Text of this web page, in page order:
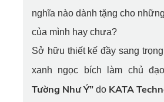
nghĩa nào dành tặng cho
của mình hay chưa?
Sở hữu thiết kế đầy sang
xanh ngọc bích làm chủ
Tường Như Ý” do KATA